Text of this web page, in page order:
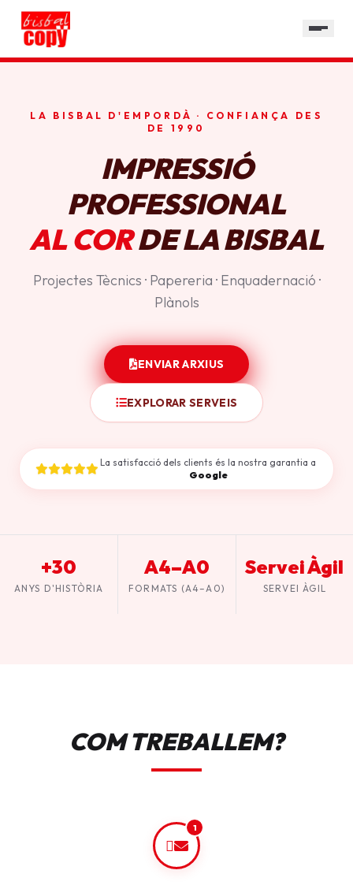
HORARI
LA BISBAL D'EMPORDÀ · CONFIANÇA DES
DE 1990
IMPRESSIÓ
PROFESSIONAL
AL CORDE LA BISBAL
Projectes Tècnics · Papereria · Enquadernació ·
Plànols
ENVIAR ARXIUS
EXPLORAR SERVEIS
La satisfacció dels clients és la nostra garantia a
Google
+30
ANYS D'HISTÒRIA
A4–A0
FORMATS (A4–A0)
Servei Àgil
SERVEI ÀGIL
COM TREBALLEM?
1